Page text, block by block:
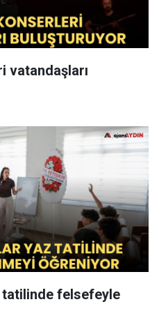
vatandaşları
felsefeyle